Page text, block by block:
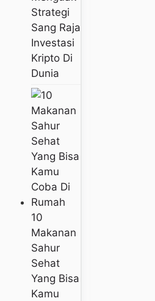
Strategi
Sang Raja
Investasi
Kripto Di
Dunia
10
Makanan
Sahur
Sehat
Yang Bisa
Kamu